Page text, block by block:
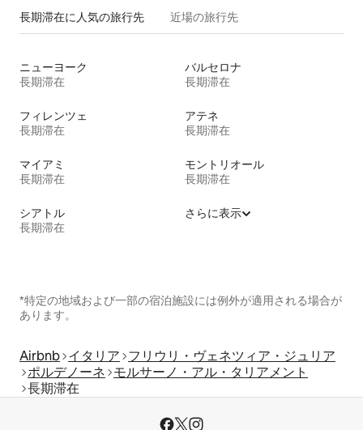
長期滞在に人気の旅行先 近場の旅行先
ニューヨーク
長期滞在
バルセロナ
長期滞在
フィレンツェ
長期滞在
アテネ
長期滞在
マイアミ
長期滞在
モントリオール
長期滞在
シアトル
長期滞在
さらに表示
*特定の地域および一部の宿泊施設には例外が適用される場合が
あります。
Airbnb イタリア フリウリ・ヴェネツィア・ジュリア
ポルデノーネ モルサーノ・アル・タリアメント
長期滞在